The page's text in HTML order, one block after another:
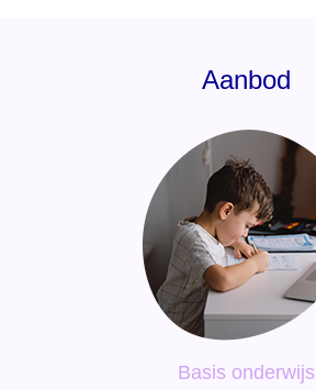
Aanbod
Basis onderwijs